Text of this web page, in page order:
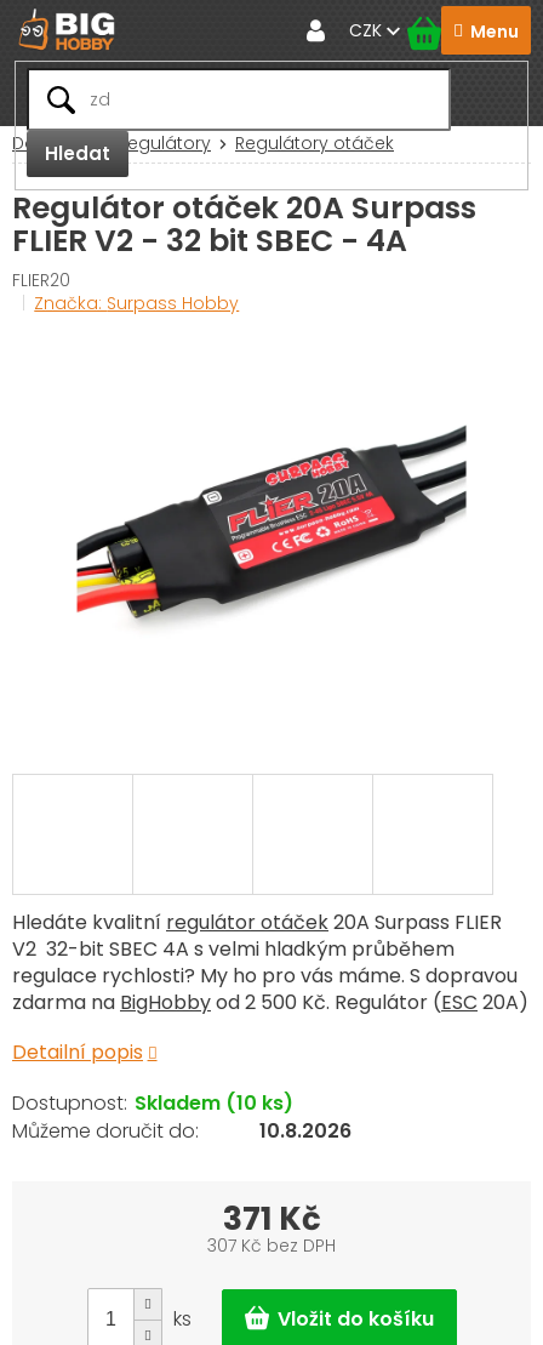
Přejít
na
obsah
Hledat
CZK
Domů RC Regulátory Regulátory otáček
Regulátor otáček 20A Surpass
FLIER V2 - 32 bit SBEC - 4A
FLIER20
Značka: Surpass Hobby
Hledáte kvalitní regulátor otáček20A Surpass FLIER
V2 32-bit SBEC 4A s velmi hladkým průběhem
regulace rychlosti? My ho pro vás máme. S dopravou
zdarma na BigHobbyod 2 500 Kč. Regulátor (ESC 20A)
Detailní popis
Skladem (10 ks)
10.8.2026
371 Kč
307 Kč bez DPH
cena:
ks